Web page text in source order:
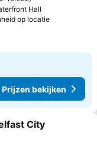
Hall
op locatie
Prijzen bekijken
aan favorieten
City